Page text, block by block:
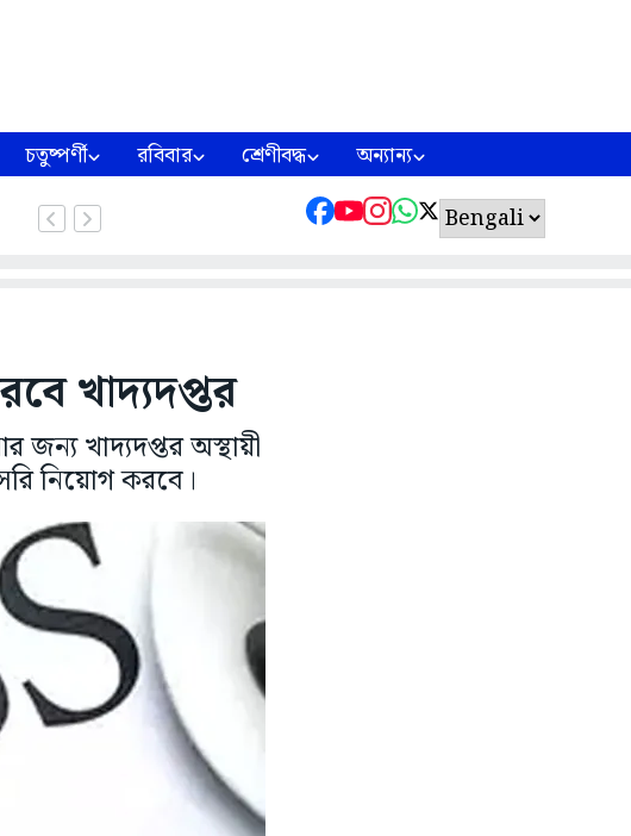
চতুষ্পর্ণী রবিবার শ্রেণীবদ্ধ অন্যান্য
খাদ্যদপ্তর
জন্য খাদ্যদপ্তর অস্থায়ী
নিয়োগ করবে।